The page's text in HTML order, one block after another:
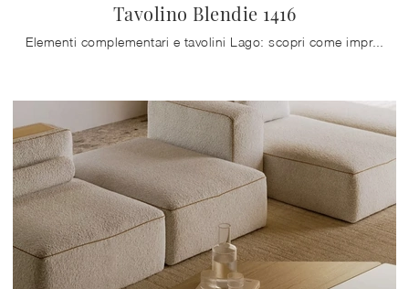
Tavolino Blendie 1416
Elementi complementari e tavolini Lago: scopri come impreziosire i tuoi spazi moderni con il modello Tavolino Blendie 1416.